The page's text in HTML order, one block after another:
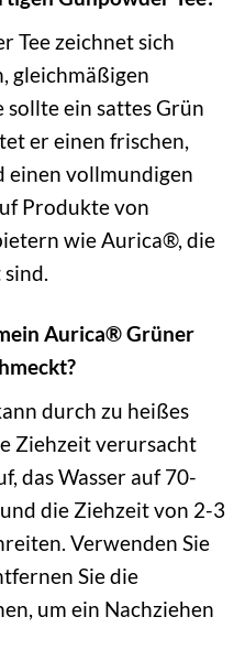
Tee zeichnet sich
gleichmäßigen
sollte ein sattes Grün
er einen frischen,
einen vollmundigen
Produkte von
wie Aurica®, die
Aurica® Grüner
durch zu heißes
Ziehzeit verursacht
das Wasser auf 70-
die Ziehzeit von 2-3
Verwenden Sie
Sie die
um ein Nachziehen